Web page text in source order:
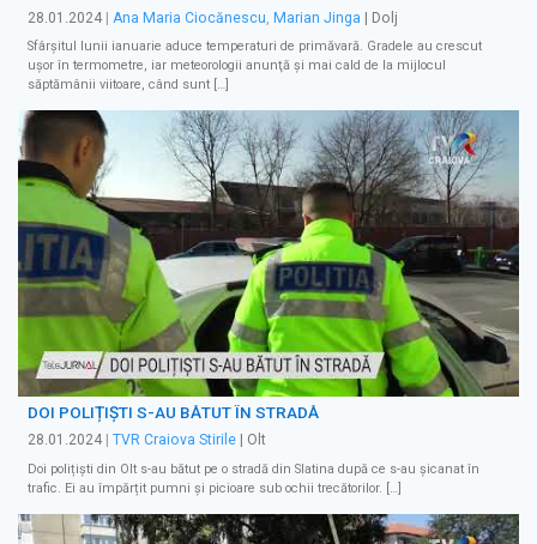
28.01.2024 | Ana Maria Ciocănescu Marian Jinga | Dolj
Sfârşitul lunii ianuarie aduce temperaturi de primăvară. Gradele au crescut
uşor în termometre, iar meteorologii anunţă şi mai cald de la mijlocul
săptămânii viitoare, când sunt […]
DOI POLIȚIȘTI S-AU BĂTUT ÎN STRADĂ
28.01.2024 TVR Craiova Stirile | Olt
Doi polițiști din Olt s-au bătut pe o stradă din Slatina după ce s-au șicanat în
trafic. Ei au împărțit pumni și picioare sub ochii trecătorilor. […]